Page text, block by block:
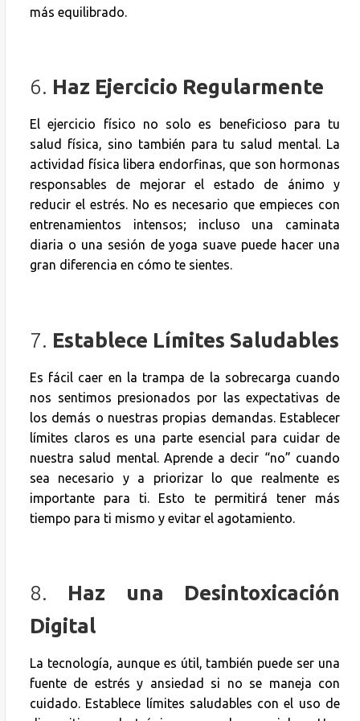
más equilibrado.
6. Haz Ejercicio Regularmente
El ejercicio físico no solo es beneficioso para tu
salud física, sino también para tu salud mental. La
actividad física libera endorfinas, que son hormonas
responsables de mejorar el estado de ánimo y
reducir el estrés. No es necesario que empieces con
entrenamientos intensos; incluso una caminata
diaria o una sesión de yoga suave puede hacer una
gran diferencia en cómo te sientes.
7. Establece Límites Saludables
Es fácil caer en la trampa de la sobrecarga cuando
nos sentimos presionados por las expectativas de
los demás o nuestras propias demandas. Establecer
límites claros es una parte esencial para cuidar de
nuestra salud mental. Aprende a decir “no” cuando
sea necesario y a priorizar lo que realmente es
importante para ti. Esto te permitirá tener más
tiempo para ti mismo y evitar el agotamiento.
8. Haz una Desintoxicación
Digital
La tecnología, aunque es útil, también puede ser una
fuente de estrés y ansiedad si no se maneja con
cuidado. Establece límites saludables con el uso de